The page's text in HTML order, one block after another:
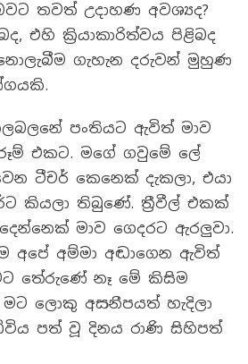
තවත් උදාහණ අවශ්‍යද?
එහි ක්‍රියාකාරිත්වය පිළිබද
ගැහැන දරුවන් මුහුණ
පංතියට ඇවිත් මාව
එකට. මගේ ගවුමේ ලේ
ටීචර් කෙනෙක් දැකලා, එයා
කියලා තිබුණේ. ත්‍රීවීල් එකක්
මාව ගෙදරට ඇරලුවා.
අපේ අම්මා අඬාගෙන ඇවිත්
තේරුණේ නෑ මේ කිසිම
ලොකු අසනීපයත් හැදිලා
පත් වූ දිනය රාණි සිහිපත්